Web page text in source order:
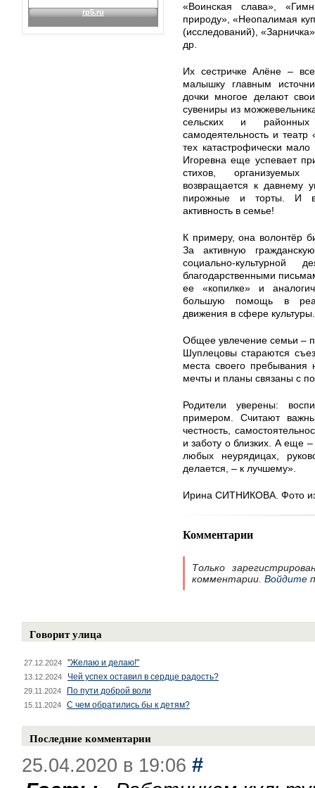
«Воинская слава»,
природу», «Неопалимая
(исследований),
др.
Их сестричке Алёне –
малышку главным
дочки многое делают
сувениры из
сельских и
самодеятельность и
тех катастрофически
Игоревна еще успевает
стихов, организуемых
возвращается к давнему
пирожные и торты. И
активность в семье!
К примеру, она волонтёр
За активную
социально-культурной
благодарственными
ее «копилке» и
большую помощь в
движения в сфере культуры.
Общее увлечение семьи –
Шуплецовы стараются
места своего пребывания
мечты и планы связаны с
Родители уверены:
примером. Считают
честность,
и заботу о близких. А еще
любых неурядицах,
делается, – к лучшему».
Ирина СИТНИКОВА. Фото
Комментарии
Только
комментарии. Войдите
Говорит улица
27.12.2024 "Желаю и делаю!"
13.12.2024 Чей успех оставил в сердце радость?
29.11.2024 По пути доброй воли
15.11.2024 С чем обратились бы к детям?
Последние комментарии
25.04.2020 в 19:06 #